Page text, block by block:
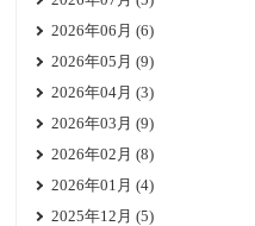
2026年06月 (6)
2026年05月 (9)
2026年04月 (3)
2026年03月 (9)
2026年02月 (8)
2026年01月 (4)
2025年12月 (5)